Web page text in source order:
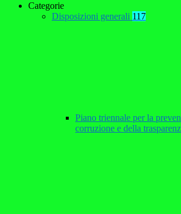
Categorie
Disposizioni generali 117
Piano triennale per la
corruzione e della